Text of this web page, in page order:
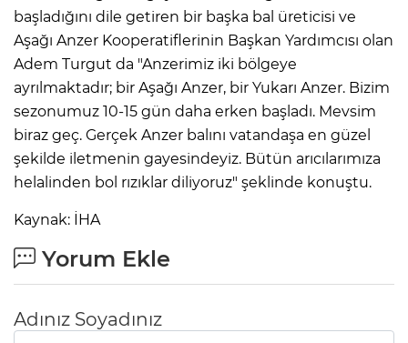
başladığını dile getiren bir başka bal üreticisi ve
Aşağı Anzer Kooperatiflerinin Başkan Yardımcısı olan
Adem Turgut da "Anzerimiz iki bölgeye
ayrılmaktadır; bir Aşağı Anzer, bir Yukarı Anzer. Bizim
sezonumuz 10-15 gün daha erken başladı. Mevsim
biraz geç. Gerçek Anzer balını vatandaşa en güzel
şekilde iletmenin gayesindeyiz. Bütün arıcılarımıza
helalinden bol rızıklar diliyoruz" şeklinde konuştu.
Kaynak: İHA
Yorum Ekle
Adınız Soyadınız